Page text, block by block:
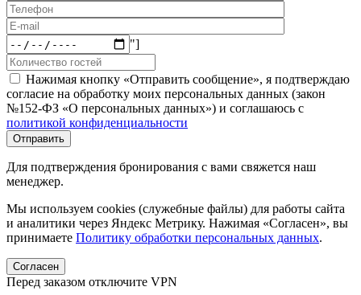
"]
Нажимая кнопку «Отправить сообщение», я подтверждаю
согласие на обработку моих персональных данных (закон
№152-ФЗ «О персональных данных») и соглашаюсь с
политикой конфиденциальности
Для подтверждения бронирования с вами свяжется наш
менеджер.
Мы используем cookies (служебные файлы) для работы сайта
и аналитики через Яндекс Метрику. Нажимая «Согласен», вы
принимаете Политику обработки персональных данных.
Согласен
Перед заказом отключите VPN